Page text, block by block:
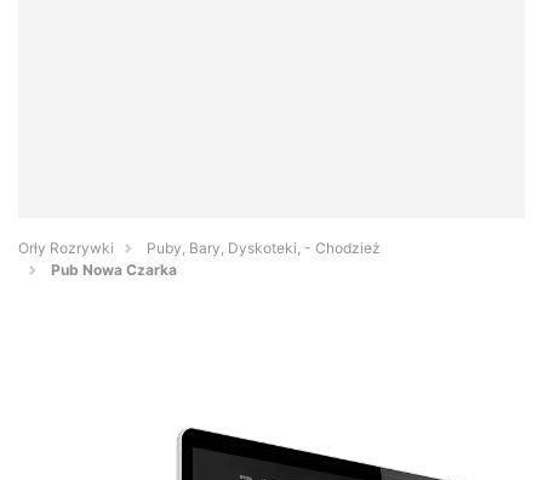
Orły Rozrywki
Puby, Bary, Dyskoteki, - Chodzież
Pub Nowa Czarka